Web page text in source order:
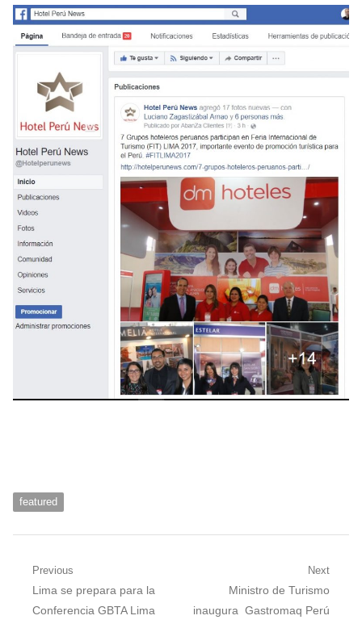
featured
Navegación
Previous
Previous
post:
Lima se prepara para la
Conferencia GBTA Lima
Next
Next
post:
Ministro de Turismo
inaugura Gastromaq Perú